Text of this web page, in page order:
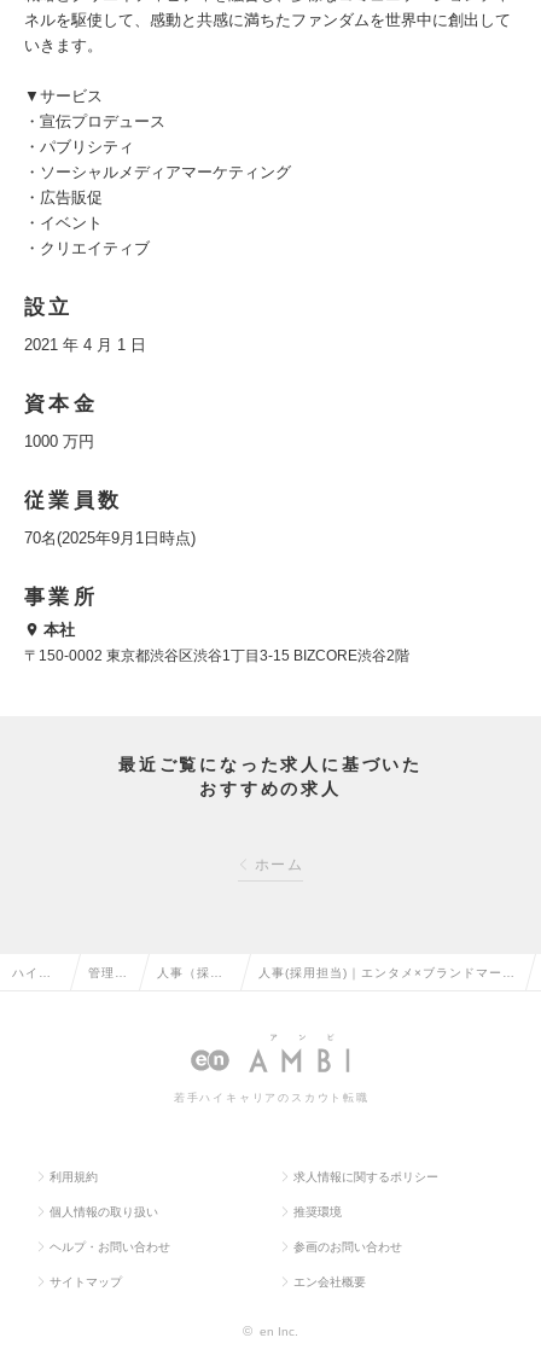
ネルを駆使して、感動と共感に満ちたファンダムを世界中に創出して
いきます。
▼サービス
・宣伝プロデュース
・パブリシティ
・ソーシャルメディアマーケティング
・広告販促
・イベント
・クリエイティブ
設立
2021 年 4 月 1 日
資本金
1000 万円
従業員数
70名(2025年9月1日時点)
事業所
本社
〒150-0002 東京都渋谷区渋谷1丁目3-15 BIZCORE渋谷2階
最近ご覧になった求人に基づいた
おすすめの求人
ホーム
ハイク 管理部 人事（採
ど）の転職
人事(採用担当)｜エンタメ×ブランドマーケ
ックス制の求人情報
若手ハイキャリアのスカウト転職
利用規約 求人情報に関するポリシー
個人情報の取り扱い 推奨環境
ヘルプ・お問い合わせ 参画のお問い合わせ
サイトマップ エン会社概要
© en Inc.